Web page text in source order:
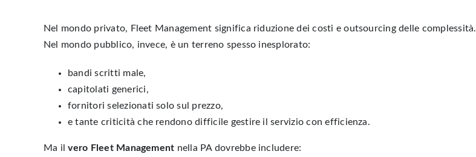
Nel mondo privato, Fleet Management significa riduzione dei costi eoutsourcingdelle complessità.
Nel mondo pubblico, invece, è un terreno spesso inesplorato:
bandi scritti male,
capitolati generici,
fornitori selezionati solo sul prezzo,
e tante criticità che rendono difficile gestire il servizio con efficienza.
Ma ilvero Fleet Management nella PA dovrebbe includere: